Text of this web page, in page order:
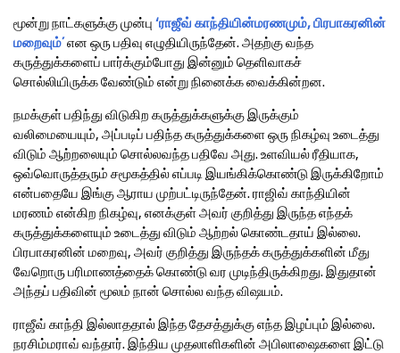
மூன்று நாட்களுக்கு முன்பு ‘ராஜீவ் காந்தியின்மரணமும், பிரபாகரனின்
மறைவும்’என ஒரு பதிவு எழுதியிருந்தேன். அதற்கு வந்த
கருத்துக்களைப் பார்க்கும்போது இன்னும் தெளிவாகச்
சொல்லியிருக்க வேண்டும் என்று நினைக்க வைக்கின்றன.
நமக்குள் பதிந்து விடுகிற கருத்துக்களுக்கு இருக்கும்
வலிமையையும், அப்படிப் பதிந்த கருத்துக்களை ஒரு நிகழ்வு உடைத்து
விடும் ஆற்றலையும் சொல்லவந்த பதிவே அது. உளவியல் ரீதியாக,
ஒவ்வொருத்தரும் சமூகத்தில் எப்படி இயங்கிக்கொண்டு இருக்கிறோம்
என்பதையே இங்கு ஆராய முற்பட்டிருந்தேன். ராஜிவ் காந்தியின்
மரணம் என்கிற நிகழ்வு, எனக்குள் அவர் குறித்து இருந்த எந்தக்
கருத்துக்களையும் உடைத்து விடும் ஆற்றல் கொண்டதாய் இல்லை.
பிரபாகரனின் மறைவு, அவர் குறித்து இருந்தக் கருத்துக்களின் மீது
வேறொரு பரிமாணத்தைக் கொண்டு வர முடிந்திருக்கிறது. இதுதான்
அந்தப் பதிவின் மூலம் நான் சொல்ல வந்த விஷயம்.
ராஜீவ் காந்தி இல்லாததால் இந்த தேசத்துக்கு எந்த இழப்பும் இல்லை.
நரசிம்மராவ் வந்தார். இந்திய முதலாளிகளின் அபிலாஷைகளை இட்டு